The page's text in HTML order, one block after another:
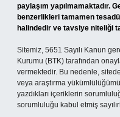
paylaşım yapılmamaktadır.
benzerlikleri tamamen
halindedir ve tavsiye niteliği
Sitemiz, 5651 Sayılı Kanun
Kurumu (BTK) tarafından
vermektedir. Bu nedenle,
veya araştırma
yazdıkları içeriklerin
sorumluluğu kabul etmiş